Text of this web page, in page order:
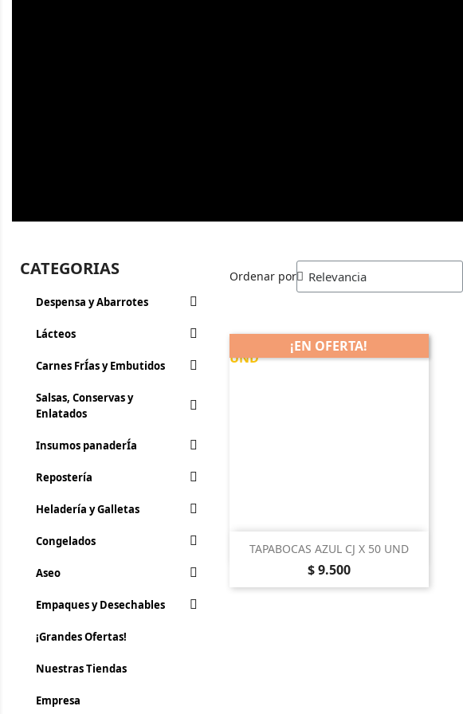
CATEGORIAS
Despensa y Abarrotes
Lácteos
Carnes FrÍ­as y Embutidos
Salsas, Conservas y
Enlatados
Insumos panaderÍa
Repostería
Heladería y Galletas
Congelados
Aseo
Empaques y Desechables
¡Grandes Ofertas!
Nuestras Tiendas
Empresa
Ordenar por
TAPABOCAS AZUL CJ X 50 UND
Precio
$ 9.500
¡EN OFERTA!
 Vista rápida